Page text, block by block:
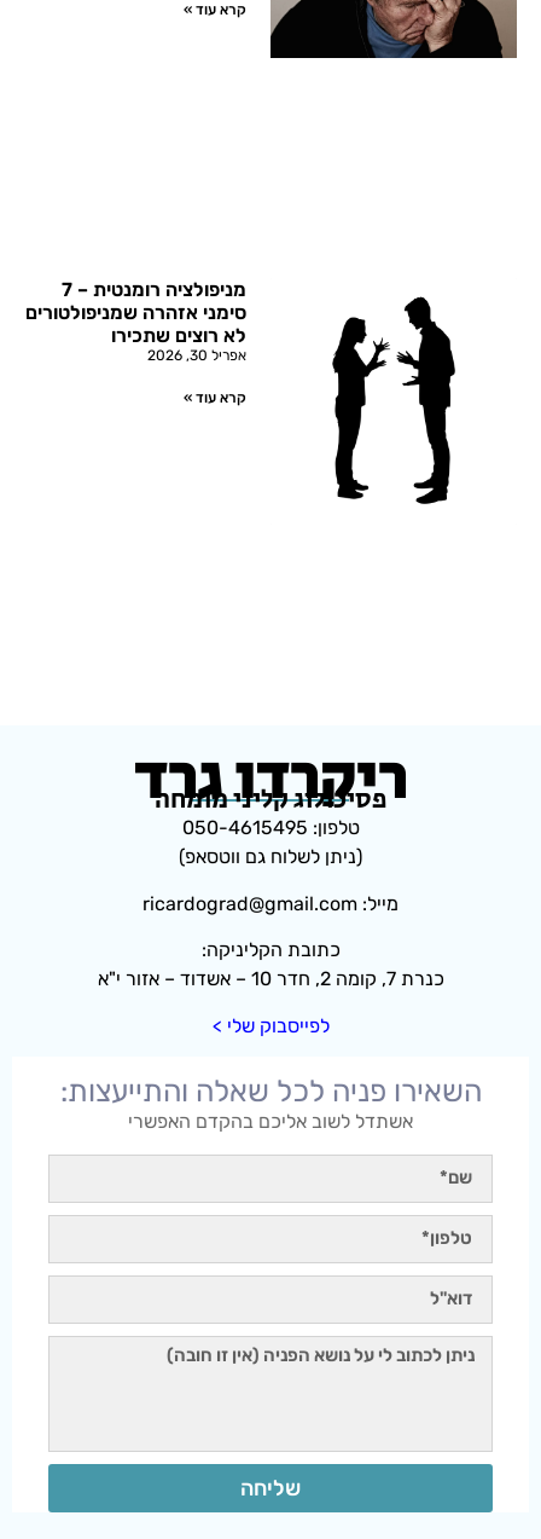
קרא עוד »
מניפולציה רומנטית – 7
סימני אזהרה שמניפולטורים
לא רוצים שתכירו
אפריל 30, 2026
קרא עוד »
ריקרדו גרד
פסיכולוג קליני מומחה
טלפון: 050-4615495
(ניתן לשלוח גם ווטסאפ)
מייל: ricardograd@gmail.com
כתובת הקליניקה:
כנרת 7, קומה 2, חדר 10 – אשדוד – אזור י"א
לפייסבוק שלי >
השאירו פניה לכל שאלה והתייעצות:
אשתדל לשוב אליכם בהקדם האפשרי
שליחה